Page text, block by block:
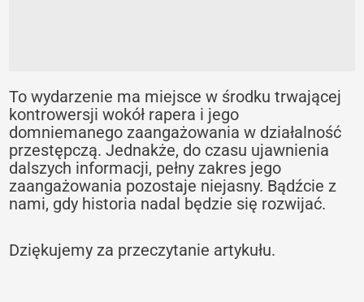
To wydarzenie ma miejsce w środku trwającej
kontrowersji wokół rapera i jego
domniemanego zaangażowania w działalność
przestępczą. Jednakże, do czasu ujawnienia
dalszych informacji, pełny zakres jego
zaangażowania pozostaje niejasny. Bądźcie z
nami, gdy historia nadal będzie się rozwijać.
Dziękujemy za przeczytanie artykułu.